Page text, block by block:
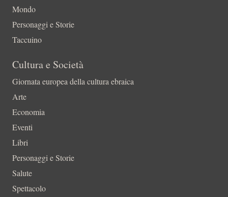
Mondo
Personaggi e Storie
Taccuino
Cultura e Società
Giornata europea della cultura ebraica
Arte
Economia
Eventi
Libri
Personaggi e Storie
Salute
Spettacolo